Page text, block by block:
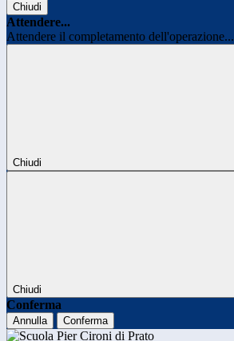
Chiudi
Attendere...
Attendere il completamento dell'operazione...
Chiudi
Chiudi
Conferma
Annulla Conferma